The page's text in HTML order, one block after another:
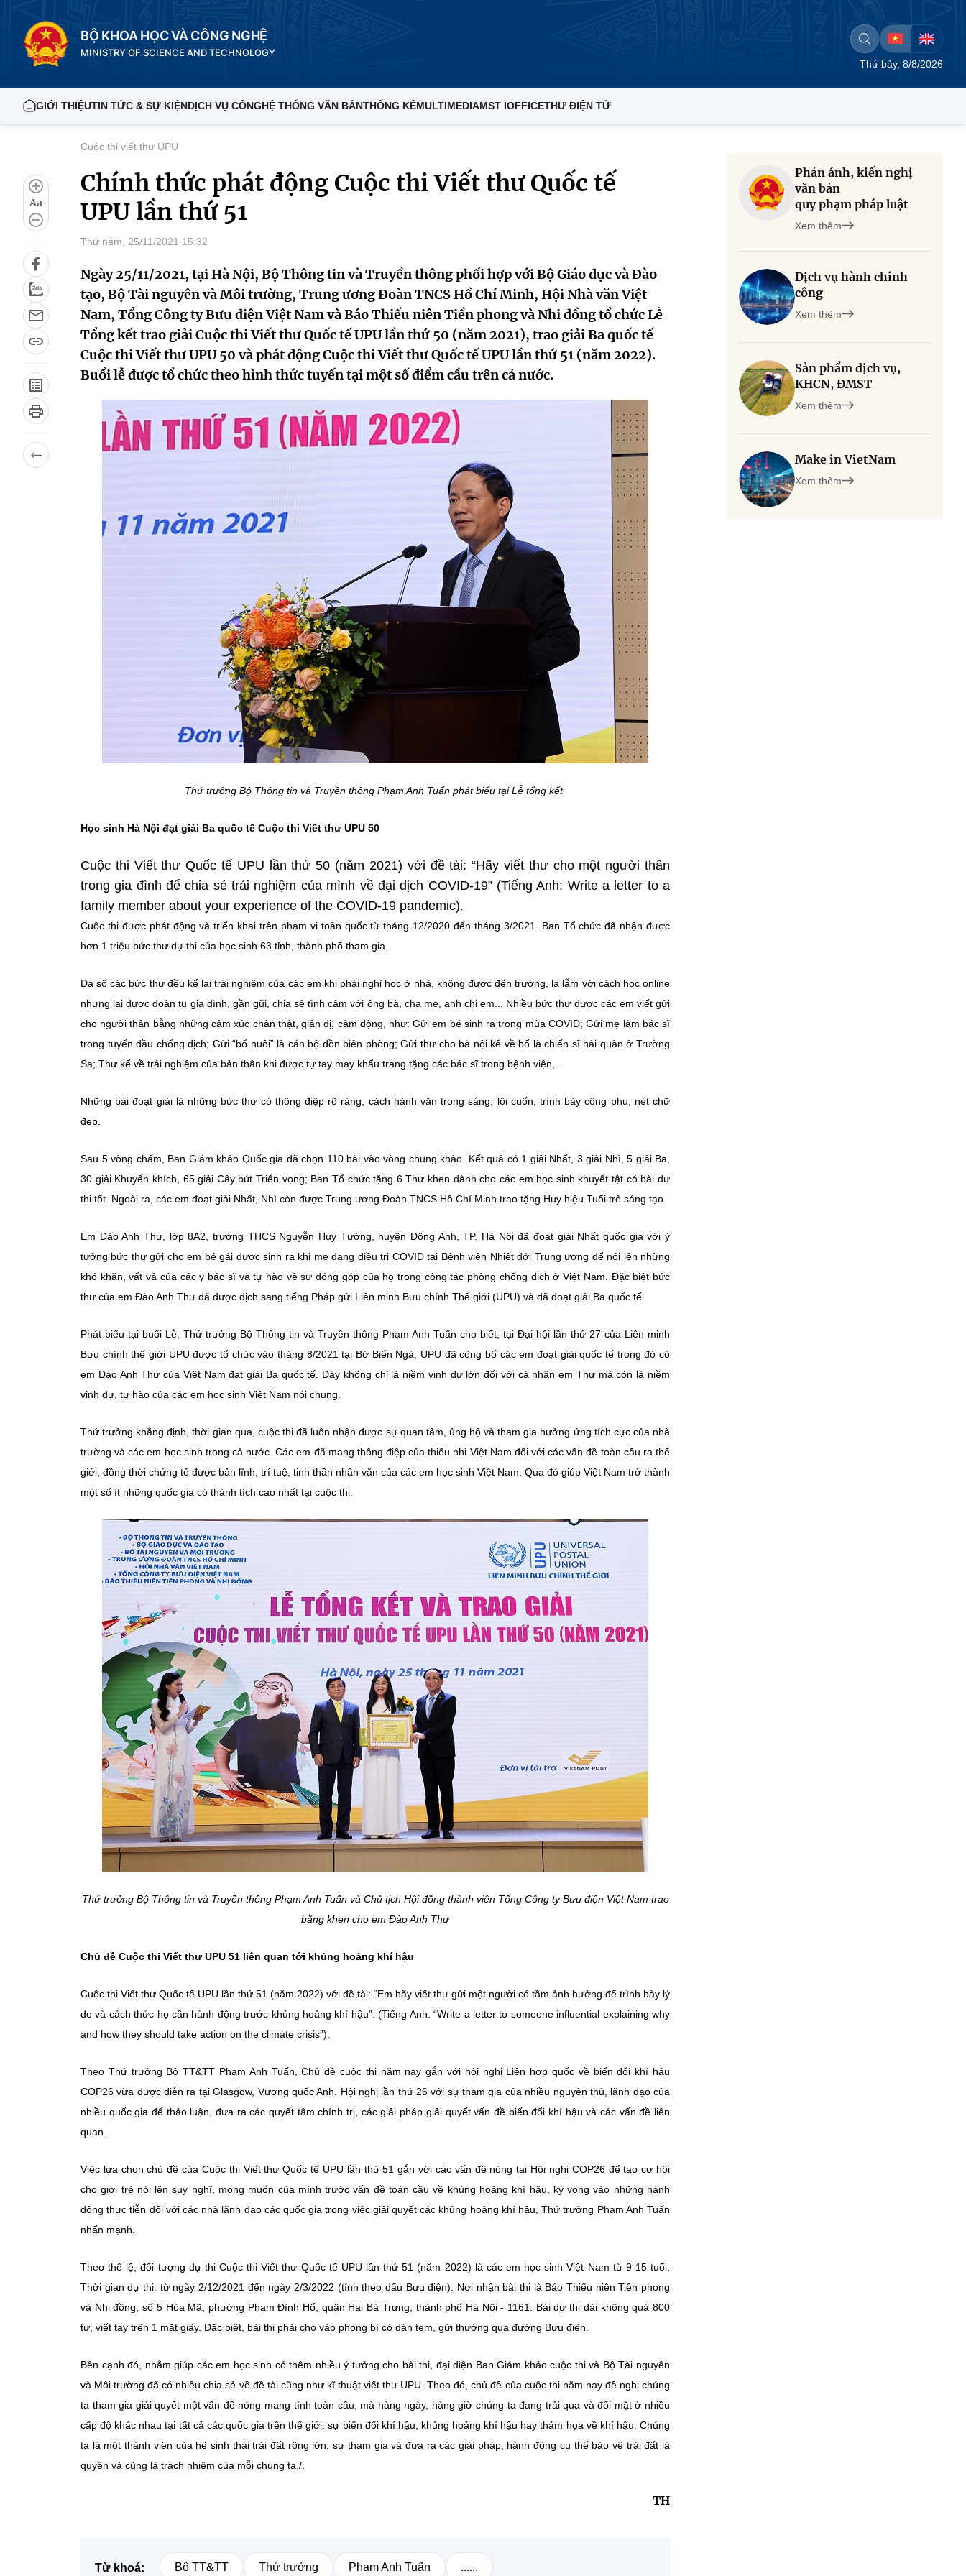
BỘ KHOA HỌC VÀ CÔNG NGHỆ
MINISTRY OF SCIENCE AND TECHNOLOGY
Thứ bảy, 8/8/2026
GIỚI THIỆUTIN TỨC & SỰ KIỆNDỊCH VỤ CÔNGHỆ THỐNG VĂN BẢNTHỐNG KÊMULTIMEDIAMST IOFFICETHƯ ĐIỆN TỬ
Aa
Cuộc thi viết thư UPU
Chính thức phát động Cuộc thi Viết thư Quốc tế
UPU lần thứ 51
Thứ năm, 25/11/2021 15:32
Ngày 25/11/2021, tại Hà Nội, Bộ Thông tin và Truyền thông phối hợp với Bộ Giáo dục và Đào
tạo, Bộ Tài nguyên và Môi trường, Trung ương Đoàn TNCS Hồ Chí Minh, Hội Nhà văn Việt
Nam, Tổng Công ty Bưu điện Việt Nam và Báo Thiếu niên Tiền phong và Nhi đồng tổ chức Lễ
Tổng kết trao giải Cuộc thi Viết thư Quốc tế UPU lần thứ 50 (năm 2021), trao giải Ba quốc tế
Cuộc thi Viết thư UPU 50 và phát động Cuộc thi Viết thư Quốc tế UPU lần thứ 51 (năm 2022).
Buổi lễ được tổ chức theo hình thức tuyến tại một số điểm cầu trên cả nước.
Thứ trưởng Bộ Thông tin và Truyền thông Phạm Anh Tuấn phát biểu tại Lễ tổng kết
Học sinh Hà Nội đạt giải Ba quốc tế Cuộc thi Viết thư UPU 50
Cuộc thi Viết thư Quốc tế UPU lần thứ 50 (năm 2021) với đề tài: “Hãy viết thư cho một người thân
trong gia đình để chia sẻ trải nghiệm của mình về đại dịch COVID-19” (Tiếng Anh: Write a letter to a
family member about your experience of the COVID-19 pandemic).
Cuộc thi được phát động và triển khai trên phạm vi toàn quốc từ tháng 12/2020 đến tháng 3/2021. Ban Tổ chức đã nhận được
hơn 1 triệu bức thư dự thi của học sinh 63 tỉnh, thành phố tham gia.
Đa số các bức thư đều kể lại trải nghiệm của các em khi phải nghỉ học ở nhà, không được đến trường, lạ lẫm với cách học online
nhưng lại được đoàn tụ gia đình, gần gũi, chia sẻ tình cảm với ông bà, cha mẹ, anh chị em... Nhiều bức thư được các em viết gửi
cho người thân bằng những cảm xúc chân thật, giản dị, cảm động, như: Gửi em bé sinh ra trong mùa COVID; Gửi mẹ làm bác sĩ
trong tuyến đầu chống dịch; Gửi “bố nuôi” là cán bộ đồn biên phòng; Gửi thư cho bà nội kể về bố là chiến sĩ hải quân ở Trường
Sa; Thư kể về trải nghiệm của bản thân khi được tự tay may khẩu trang tặng các bác sĩ trong bệnh viện,...
Những bài đoạt giải là những bức thư có thông điệp rõ ràng, cách hành văn trong sáng, lôi cuốn, trình bày công phu, nét chữ
đẹp.
Sau 5 vòng chấm, Ban Giám khảo Quốc gia đã chọn 110 bài vào vòng chung khảo. Kết quả có 1 giải Nhất, 3 giải Nhì, 5 giải Ba,
30 giải Khuyến khích, 65 giải Cây bút Triển vọng; Ban Tổ chức tặng 6 Thư khen dành cho các em học sinh khuyết tật có bài dự
thi tốt. Ngoài ra, các em đoạt giải Nhất, Nhì còn được Trung ương Đoàn TNCS Hồ Chí Minh trao tặng Huy hiệu Tuổi trẻ sáng tạo.
Em Đào Anh Thư, lớp 8A2, trường THCS Nguyễn Huy Tưởng, huyện Đông Anh, TP. Hà Nội đã đoạt giải Nhất quốc gia với ý
tưởng bức thư gửi cho em bé gái được sinh ra khi mẹ đang điều trị COVID tại Bệnh viện Nhiệt đới Trung ương để nói lên những
khó khăn, vất vả của các y bác sĩ và tự hào về sự đóng góp của họ trong công tác phòng chống dịch ở Việt Nam. Đặc biệt bức
thư của em Đào Anh Thư đã được dịch sang tiếng Pháp gửi Liên minh Bưu chính Thế giới (UPU) và đã đoạt giải Ba quốc tế.
Phát biểu tại buổi Lễ, Thứ trưởng Bộ Thông tin và Truyền thông Phạm Anh Tuấn cho biết, tại Đại hội lần thứ 27 của Liên minh
Bưu chính thế giới UPU được tổ chức vào tháng 8/2021 tại Bờ Biển Ngà, UPU đã công bố các em đoạt giải quốc tế trong đó có
em Đào Anh Thư của Việt Nam đạt giải Ba quốc tế. Đây không chỉ là niềm vinh dự lớn đối với cá nhân em Thư mà còn là niềm
vinh dự, tự hào của các em học sinh Việt Nam nói chung.
Thứ trưởng khẳng định, thời gian qua, cuộc thi đã luôn nhận được sự quan tâm, ủng hộ và tham gia hưởng ứng tích cực của nhà
trường và các em học sinh trong cả nước. Các em đã mang thông điệp của thiếu nhi Việt Nam đối với các vấn đề toàn cầu ra thế
giới, đồng thời chứng tỏ được bản lĩnh, trí tuệ, tinh thần nhân văn của các em học sinh Việt Nam. Qua đó giúp Việt Nam trở thành
một số ít những quốc gia có thành tích cao nhất tại cuộc thi.
Thứ trưởng Bộ Thông tin và Truyền thông Phạm Anh Tuấn và Chủ tịch Hội đồng thành viên Tổng Công ty Bưu điện Việt Nam trao
bằng khen cho em Đào Anh Thư
Chủ đề Cuộc thi Viết thư UPU 51 liên quan tới khủng hoảng khí hậu
Cuộc thi Viết thư Quốc tế UPU lần thứ 51 (năm 2022) với đề tài: “Em hãy viết thư gửi một người có tầm ảnh hưởng để trình bày lý
do và cách thức họ cần hành động trước khủng hoảng khí hậu”. (Tiếng Anh: “Write a letter to someone influential explaining why
and how they should take action on the climate crisis”).
Theo Thứ trưởng Bộ TT&TT Phạm Anh Tuấn, Chủ đề cuộc thi năm nay gắn với hội nghị Liên hợp quốc về biến đổi khí hậu
COP26 vừa được diễn ra tại Glasgow, Vương quốc Anh. Hội nghị lần thứ 26 với sự tham gia của nhiều nguyên thủ, lãnh đạo của
nhiều quốc gia để thảo luận, đưa ra các quyết tâm chính trị, các giải pháp giải quyết vấn đề biến đổi khí hậu và các vấn đề liên
quan.
Việc lựa chọn chủ đề của Cuộc thi Viết thư Quốc tế UPU lần thứ 51 gắn với các vấn đề nóng tại Hội nghị COP26 để tạo cơ hội
cho giới trẻ nói lên suy nghĩ, mong muốn của mình trước vấn đề toàn cầu về khủng hoảng khí hậu, kỳ vọng vào những hành
động thực tiễn đối với các nhà lãnh đạo các quốc gia trong việc giải quyết các khủng hoảng khí hậu, Thứ trưởng Phạm Anh Tuấn
nhấn mạnh.
Theo thể lệ, đối tượng dự thi Cuộc thi Viết thư Quốc tế UPU lần thứ 51 (năm 2022) là các em học sinh Việt Nam từ 9-15 tuổi.
Thời gian dự thi: từ ngày 2/12/2021 đến ngày 2/3/2022 (tính theo dấu Bưu điện). Nơi nhận bài thi là Báo Thiếu niên Tiền phong
và Nhi đồng, số 5 Hòa Mã, phường Phạm Đình Hổ, quận Hai Bà Trưng, thành phố Hà Nội - 1161. Bài dự thi dài không quá 800
từ, viết tay trên 1 mặt giấy. Đặc biệt, bài thi phải cho vào phong bì có dán tem, gửi thường qua đường Bưu điện.
Bên cạnh đó, nhằm giúp các em học sinh có thêm nhiều ý tưởng cho bài thi, đại diện Ban Giám khảo cuộc thi và Bộ Tài nguyên
và Môi trường đã có nhiều chia sẻ về đề tài cũng như kĩ thuật viết thư UPU. Theo đó, chủ đề của cuộc thi năm nay đề nghị chúng
ta tham gia giải quyết một vấn đề nóng mang tính toàn cầu, mà hàng ngày, hàng giờ chúng ta đang trải qua và đối mặt ở nhiều
cấp độ khác nhau tại tất cả các quốc gia trên thế giới: sự biến đổi khí hậu, khủng hoảng khí hậu hay thảm họa về khí hậu. Chúng
ta là một thành viên của hệ sinh thái trái đất rộng lớn, sự tham gia và đưa ra các giải pháp, hành động cụ thể bảo vệ trái đất là
quyền và cũng là trách nhiệm của mỗi chúng ta./.
TH
Từ khoá: Bộ TT&TT Thứ trưởng Phạm Anh Tuấn ......
Phản ánh, kiến nghị
văn bản
quy phạm pháp luật
Xem thêm
Dịch vụ hành chính
công
Xem thêm
Sản phẩm dịch vụ,
KHCN, ĐMST
Xem thêm
Make in VietNam
Xem thêm